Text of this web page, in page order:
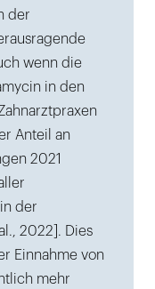
der
wenn die
in den
Anteil an
2021
der
2022]. Dies
Einnahme von
mehr